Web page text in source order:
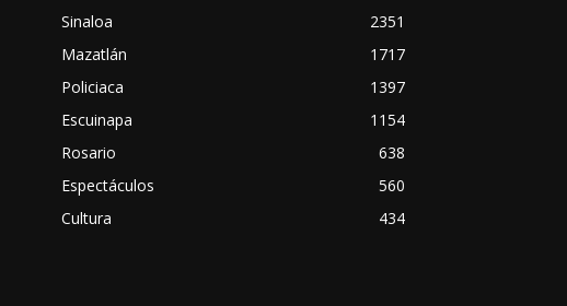
Sinaloa
2351
Mazatlán
1717
Policiaca
1397
Escuinapa
1154
Rosario
638
Espectáculos
560
Cultura
434